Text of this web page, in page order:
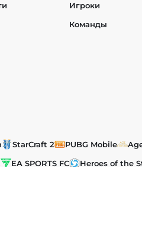
Игроки
Команды
StarCraft 2 PUBG Mobile
EA SPORTS FC Heroes of the